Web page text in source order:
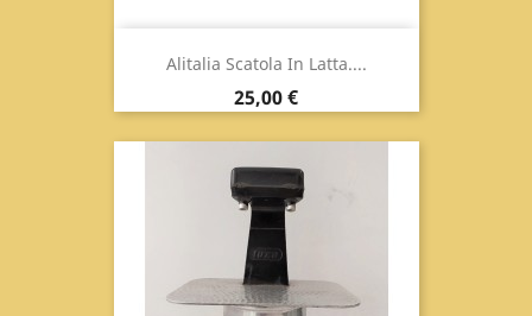
Alitalia Scatola In Latta....
Prix
25,00 €